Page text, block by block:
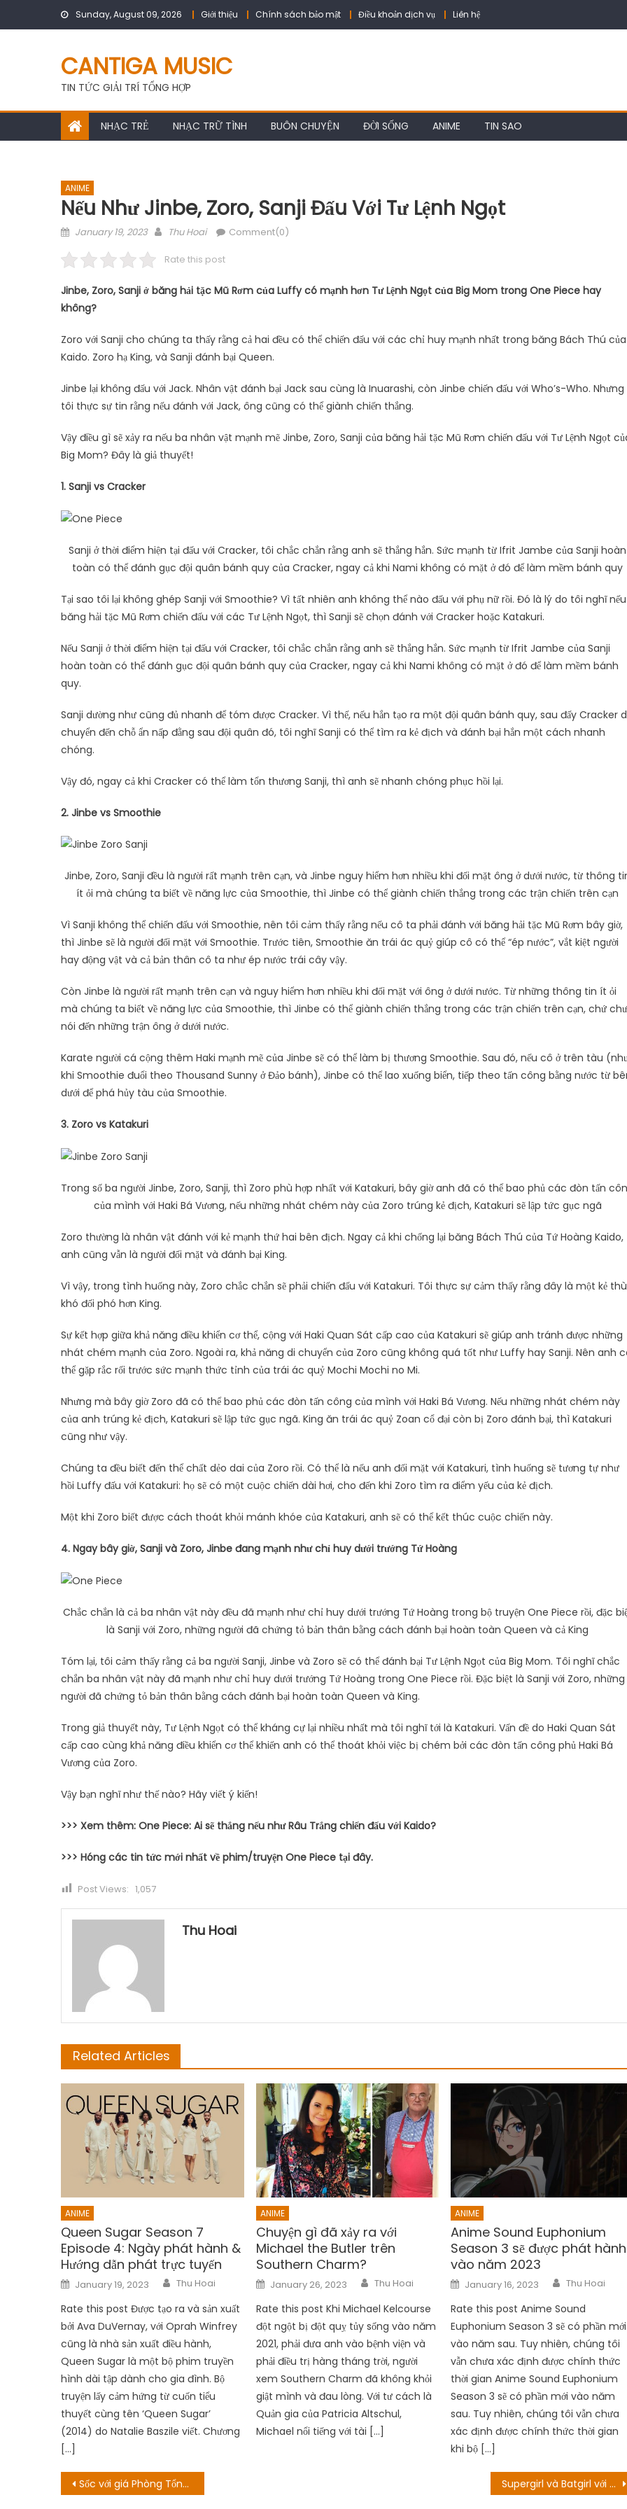
Sunday, August 09, 2026 Giới thiệu Chính sách bảo mật Điều khoản dịch vụ Liên hệ
CANTIGA MUSIC
TIN TỨC GIẢI TRÍ TỔNG HỢP
NHẠC TRẺ NHẠC TRỮ TÌNH BUÔN CHUYỆN ĐỜI SỐNG ANIME TIN SAO
ANIME
Nếu Như Jinbe, Zoro, Sanji Đấu Với Tư Lệnh Ngọt
Posted
January 19, 2023 Author
Thu Hoai Comment(0)
Rate this post
Jinbe, Zoro, Sanji ở băng hải tặc Mũ Rơm của Luffy có mạnh hơn Tư Lệnh Ngọt của Big Mom trong One Piece hay
không?
Zoro với Sanji cho chúng ta thấy rằng cả hai đều có thể chiến đấu với các chỉ huy mạnh nhất trong băng Bách Thú của
Kaido. Zoro hạ King, và Sanji đánh bại Queen.
Jinbe lại không đấu với Jack. Nhân vật đánh bại Jack sau cùng là Inuarashi, còn Jinbe chiến đấu với Who’s-Who. Nhưng
tôi thực sự tin rằng nếu đánh với Jack, ông cũng có thể giành chiến thắng.
Vậy điều gì sẽ xảy ra nếu ba nhân vật mạnh mẽ Jinbe, Zoro, Sanji của băng hải tặc Mũ Rơm chiến đấu với Tư Lệnh Ngọt
Big Mom? Đây là giả thuyết!
1. Sanji vs Cracker
Sanji ở thời điểm hiện tại đấu với Cracker, tôi chắc chắn rằng anh sẽ thắng hắn. Sức mạnh từ Ifrit Jambe của Sanji hoàn
toàn có thể đánh gục đội quân bánh quy của Cracker, ngay cả khi Nami không có mặt ở đó để làm mềm bánh quy
Tại sao tôi lại không ghép Sanji với Smoothie? Vì tất nhiên anh không thể nào đấu với phụ nữ rồi. Đó là lý do tôi nghĩ nếu
băng hải tặc Mũ Rơm chiến đấu với các Tư Lệnh Ngọt, thì Sanji sẽ chọn đánh với Cracker hoặc Katakuri.
Nếu Sanji ở thời điểm hiện tại đấu với Cracker, tôi chắc chắn rằng anh sẽ thắng hắn. Sức mạnh từ Ifrit Jambe của Sanji
hoàn toàn có thể đánh gục đội quân bánh quy của Cracker, ngay cả khi Nami không có mặt ở đó để làm mềm bánh
quy.
Sanji dường như cũng đủ nhanh để tóm được Cracker. Vì thế, nếu hắn tạo ra một đội quân bánh quy, sau đấy Cracker
chuyển đến chỗ ẩn nấp đằng sau đội quân đó, tôi nghĩ Sanji có thể tìm ra kẻ địch và đánh bại hắn một cách nhanh
chóng.
Vậy đó, ngay cả khi Cracker có thể làm tổn thương Sanji, thì anh sẽ nhanh chóng phục hồi lại.
2. Jinbe vs Smoothie
Jinbe, Zoro, Sanji đều là người rất mạnh trên cạn, và Jinbe nguy hiểm hơn nhiều khi đối mặt ông ở dưới nước, từ thông
ít ỏi mà chúng ta biết về năng lực của Smoothie, thì Jinbe có thể giành chiến thắng trong các trận chiến trên cạn
Vì Sanji không thể chiến đấu với Smoothie, nên tôi cảm thấy rằng nếu cô ta phải đánh với băng hải tặc Mũ Rơm bây giờ,
thì Jinbe sẽ là người đối mặt với Smoothie. Trước tiên, Smoothie ăn trái ác quỷ giúp cô có thể “ép nước”, vắt kiệt người
hay động vật và cả bản thân cô ta như ép nước trái cây vậy.
Còn Jinbe là người rất mạnh trên cạn và nguy hiểm hơn nhiều khi đối mặt với ông ở dưới nước. Từ những thông tin ít ỏi
mà chúng ta biết về năng lực của Smoothie, thì Jinbe có thể giành chiến thắng trong các trận chiến trên cạn, chứ
nói đến những trận ông ở dưới nước.
Karate người cá cộng thêm Haki mạnh mẽ của Jinbe sẽ có thể làm bị thương Smoothie. Sau đó, nếu cô ở trên tàu
khi Smoothie đuổi theo Thousand Sunny ở Đảo bánh), Jinbe có thể lao xuống biển, tiếp theo tấn công bằng nước từ
dưới để phá hủy tàu của Smoothie.
3. Zoro vs Katakuri
Trong số ba người Jinbe, Zoro, Sanji, thì Zoro phù hợp nhất với Katakuri, bây giờ anh đã có thể bao phủ các đòn tấn
của mình với Haki Bá Vương, nếu những nhát chém này của Zoro trúng kẻ địch, Katakuri sẽ lập tức gục ngã
Zoro thường là nhân vật đánh với kẻ mạnh thứ hai bên địch. Ngay cả khi chống lại băng Bách Thú của Tứ Hoàng Kaido,
anh cũng vẫn là người đối mặt và đánh bại King.
Vì vậy, trong tình huống này, Zoro chắc chắn sẽ phải chiến đấu với Katakuri. Tôi thực sự cảm thấy rằng đây là một kẻ thù
khó đối phó hơn King.
Sự kết hợp giữa khả năng điều khiển cơ thể, cộng với Haki Quan Sát cấp cao của Katakuri sẽ giúp anh tránh được những
nhát chém mạnh của Zoro. Ngoài ra, khả năng di chuyển của Zoro cũng không quá tốt như Luffy hay Sanji. Nên anh
thể gặp rắc rối trước sức mạnh thức tỉnh của trái ác quỷ Mochi Mochi no Mi.
Nhưng mà bây giờ Zoro đã có thể bao phủ các đòn tấn công của mình với Haki Bá Vương. Nếu những nhát chém này
của anh trúng kẻ địch, Katakuri sẽ lập tức gục ngã. King ăn trái ác quỷ Zoan cổ đại còn bị Zoro đánh bại, thì Katakuri
cũng như vậy.
Chúng ta đều biết đến thể chất dẻo dai của Zoro rồi. Có thể là nếu anh đối mặt với Katakuri, tình huống sẽ tương tự như
hồi Luffy đấu với Katakuri: họ sẽ có một cuộc chiến dài hơi, cho đến khi Zoro tìm ra điểm yếu của kẻ địch.
Một khi Zoro biết được cách thoát khỏi mánh khóe của Katakuri, anh sẽ có thể kết thúc cuộc chiến này.
4. Ngay bây giờ, Sanji và Zoro, Jinbe đang mạnh như chỉ huy dưới trướng Tứ Hoàng
Chắc chắn là cả ba nhân vật này đều đã mạnh như chỉ huy dưới trướng Tứ Hoàng trong bộ truyện One Piece rồi, đặc
là Sanji với Zoro, những người đã chứng tỏ bản thân bằng cách đánh bại hoàn toàn Queen và cả King
Tóm lại, tôi cảm thấy rằng cả ba người Sanji, Jinbe và Zoro sẽ có thể đánh bại Tư Lệnh Ngọt của Big Mom. Tôi nghĩ chắc
chắn ba nhân vật này đã mạnh như chỉ huy dưới trướng Tứ Hoàng trong One Piece rồi. Đặc biệt là Sanji với Zoro, những
người đã chứng tỏ bản thân bằng cách đánh bại hoàn toàn Queen và King.
Trong giả thuyết này, Tư Lệnh Ngọt có thể kháng cự lại nhiều nhất mà tôi nghĩ tới là Katakuri. Vấn đề do Haki Quan Sát
cấp cao cùng khả năng điều khiển cơ thể khiến anh có thể thoát khỏi việc bị chém bởi các đòn tấn công phủ Haki Bá
Vương của Zoro.
Vậy bạn nghĩ như thế nào? Hãy viết ý kiến!
>>> Xem thêm: One Piece: Ai sẽ thắng nếu như Râu Trắng chiến đấu với Kaido?
>>> Hóng các tin tức mới nhất về phim/truyện One Piece tại đây.
Post Views: 1,057
Thu Hoai
Related Articles
ANIME
Queen Sugar Season 7
Episode 4: Ngày phát hành &
Hướng dẫn phát trực tuyến
Posted
on
January 19, 2023 Author
Thu Hoai
Rate this post Được tạo ra và sản xuất
bởi Ava DuVernay, với Oprah Winfrey
cũng là nhà sản xuất điều hành,
Queen Sugar là một bộ phim truyền
hình dài tập dành cho gia đình. Bộ
truyện lấy cảm hứng từ cuốn tiểu
thuyết cùng tên ‘Queen Sugar’
(2014) do Natalie Baszile viết. Chương
[…]
ANIME
Chuyện gì đã xảy ra với
Michael the Butler trên
Southern Charm?
Posted
on
January 26, 2023 Author
Thu Hoai
Rate this post Khi Michael Kelcourse
đột ngột bị đột quỵ tủy sống vào năm
2021, phải đưa anh vào bệnh viện và
phải điều trị hàng tháng trời, người
xem Southern Charm đã không khỏi
giật mình và đau lòng. Với tư cách là
Quản gia của Patricia Altschul,
Michael nổi tiếng với tài […]
ANIME
Anime Sound Euphonium
Season 3 sẽ được phát hành
vào năm 2023
Posted
on
January 16, 2023 Author
Thu Hoai
Rate this post Anime Sound
Euphonium Season 3 sẽ có phần mới
vào năm sau. Tuy nhiên, chúng tôi
vẫn chưa xác định được chính thức
thời gian Anime Sound Euphonium
Season 3 sẽ có phần mới vào năm
sau. Tuy nhiên, chúng tôi vẫn chưa
xác định được chính thức thời gian
khi bộ […]
Post
Sốc với giá Phòng Tổng thống Obama đã ngủ qua đêm Supergirl và Batgirl với sự tham gia của Michael Keaton đều bị hủy